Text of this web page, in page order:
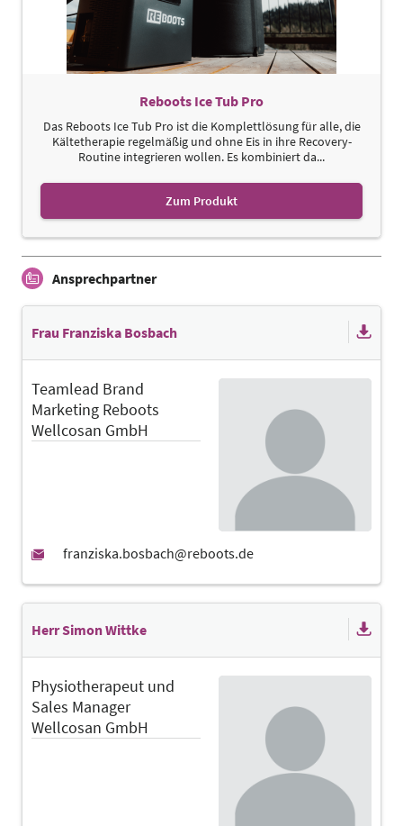
Reboots Ice Tub Pro
Das Reboots Ice Tub Pro ist die Komplettlösung für alle, die
Kältetherapie regelmäßig und ohne Eis in ihre Recovery-
Routine integrieren wollen. Es kombiniert da...
Zum Produkt
Ansprechpartner
Frau Franziska Bosbach
Teamlead Brand
Marketing Reboots
Wellcosan GmbH
Herr Simon Wittke
Physiotherapeut und
Sales Manager
Wellcosan GmbH